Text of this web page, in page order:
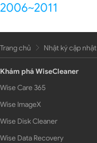
2006~2011
Trang chủ Nhật ký cập nhật
Khám phá WiseCleaner
Wise Care 365
Wise ImageX
Wise Disk Cleaner
Wise Data Recovery